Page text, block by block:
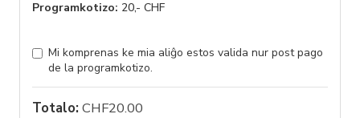
Programkotizo: 20,- CHF
Mi komprenas ke mia aliĝo estos valida nur post pago
de la programkotizo.
Totalo: CHF20.00